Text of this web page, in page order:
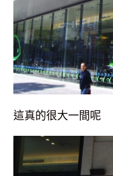
這真的很大一間呢